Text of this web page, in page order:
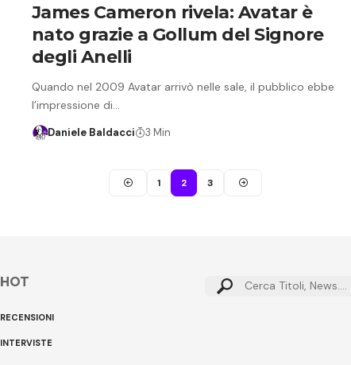
James Cameron rivela: Avatar è
nato grazie a Gollum del Signore
degli Anelli
Quando nel 2009 Avatar arrivò nelle sale, il pubblico ebbe
l’impressione di…
Daniele Baldacci 3 Min
1 2 3
HOT
RECENSIONI
INTERVISTE
Cerca: